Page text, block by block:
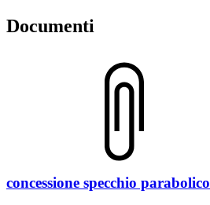
Documenti
concessione specchio parabolico